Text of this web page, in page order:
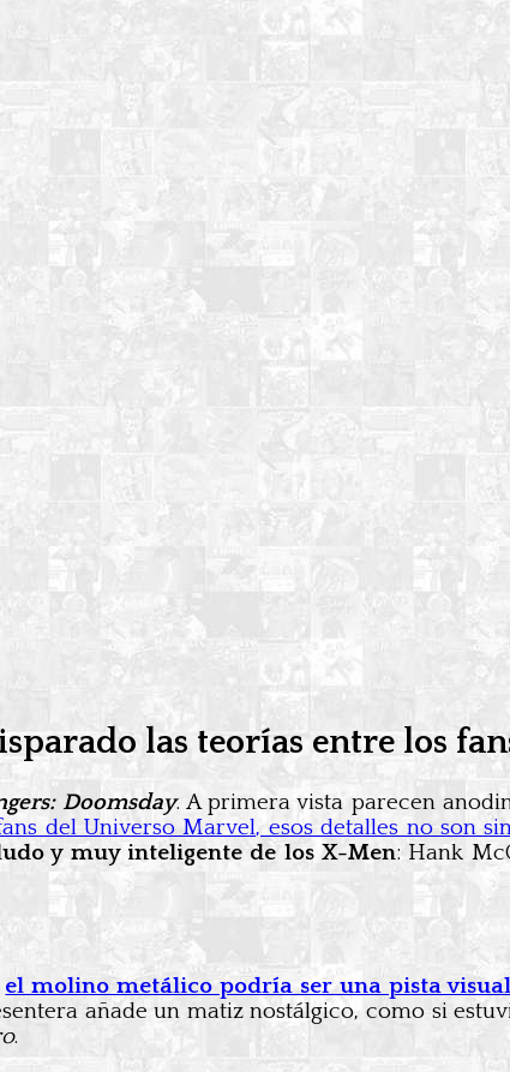
las teorías entre los
Doomsday. A primera vista parecen
del Universo Marvel, esos detalles no son
y muy inteligente de los X-Men: Hank
el molino metálico podría ser una pista
añade un matiz nostálgico, como si
.